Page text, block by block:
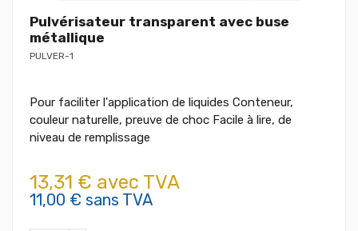
Pulvérisateur transparent avec buse
métallique
PULVER-1
Pour faciliter l'application de liquides Conteneur,
couleur naturelle, preuve de choc Facile à lire, de
niveau de remplissage
13,31 € avec TVA
11,00 € sans TVA